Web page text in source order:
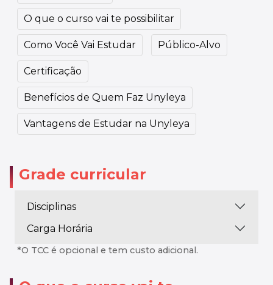
O que o curso vai te possibilitar
Como Você Vai Estudar Público-Alvo
Certificação
Benefícios de Quem Faz Unyleya
Vantagens de Estudar na Unyleya
Grade curricular
Disciplinas
Carga Horária
*O TCC é opcional e tem custo adicional.